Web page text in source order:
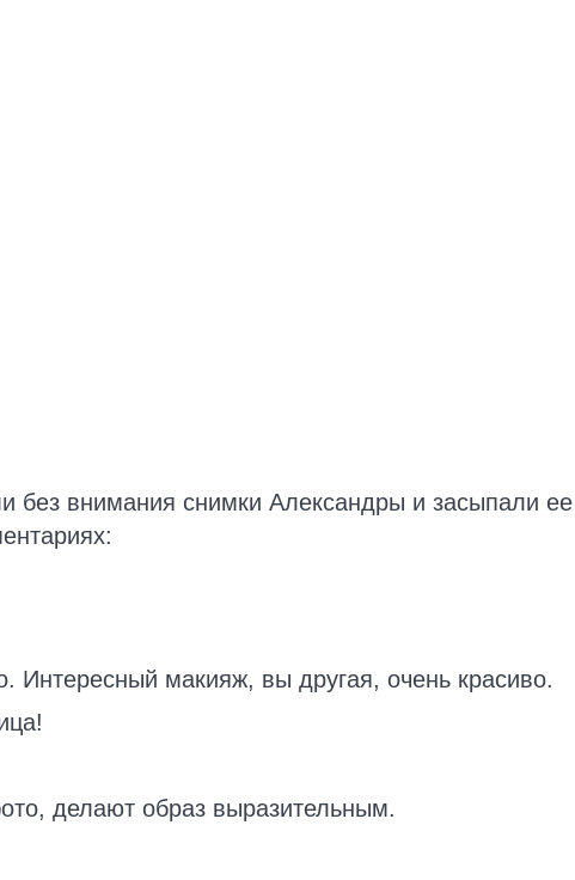
без внимания снимки Александры и засыпали ее
Интересный макияж, вы другая, очень красиво.
делают образ выразительным.